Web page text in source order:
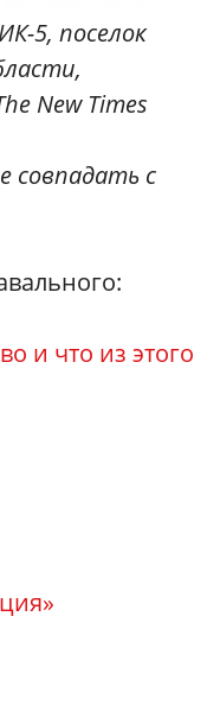
5, поселок
New Times
совпадать с
и что из этого